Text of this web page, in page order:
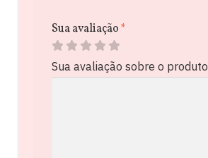
Sua avaliação*
Sua avaliação sobre o produto